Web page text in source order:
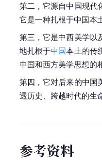
第二，它源自中国现代
它是一种扎根于中国本
第三，它是中西美学以
地扎根于中国本土的传
中国和西方美学思想的
第四，它对后来的中国
透历史、跨越时代的生
参考资料